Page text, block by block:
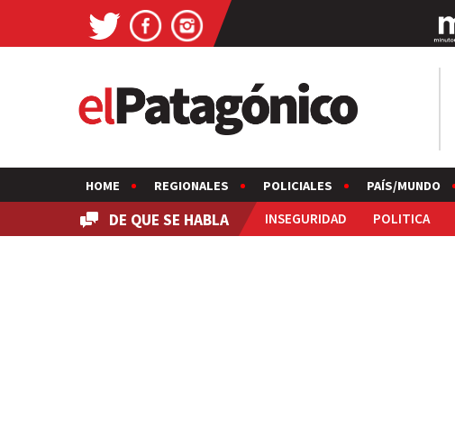
HOME REGIONALES POLICIALES PAÍS/MUNDO
DE QUE SE HABLA INSEGURIDAD POLITICA